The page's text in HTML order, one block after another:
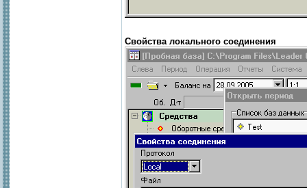
Свойства локального соединения